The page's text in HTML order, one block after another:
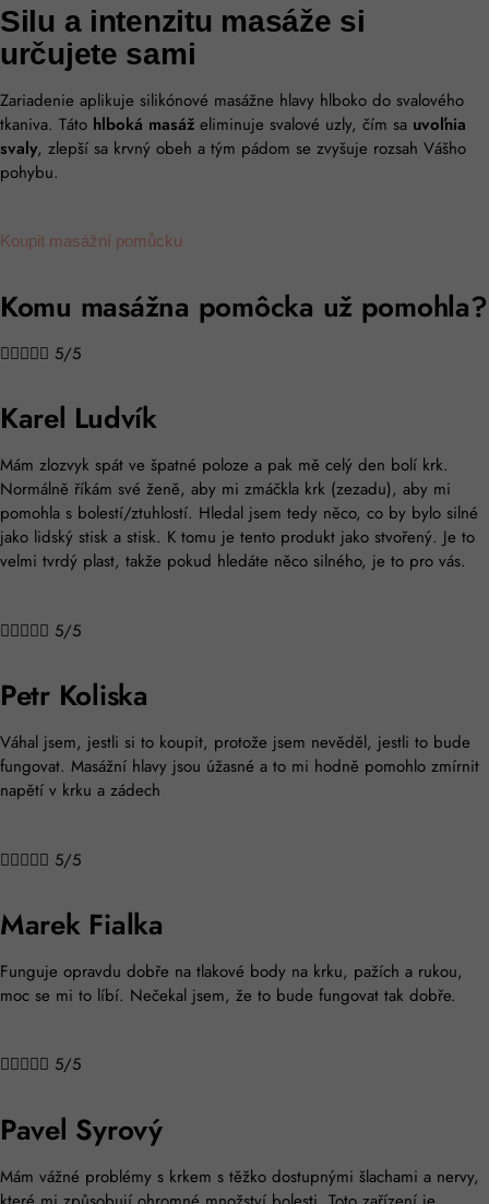
Silu a intenzitu masáže si
určujete sami​
Zariadenie aplikuje silikónové masážne hlavy hlboko do svalového
tkaniva. Táto hlboká masáž eliminuje svalové uzly, čím sa uvoľnia
svaly, zlepší sa krvný obeh a tým pádom se zvyšuje rozsah Vášho
pohybu.
Koupit masážní pomůcku
Komu masážna pomôcka už pomohla?
 5/5
Karel Ludvík
Mám zlozvyk spát ve špatné poloze a pak mě celý den bolí krk.
Normálně říkám své ženě, aby mi zmáčkla krk (zezadu), aby mi
pomohla s bolestí/ztuhlostí. Hledal jsem tedy něco, co by bylo silné
jako lidský stisk a stisk. K tomu je tento produkt jako stvořený. Je to
velmi tvrdý plast, takže pokud hledáte něco silného, ​​je to pro vás.
 5/5
Petr Koliska
Váhal jsem, jestli si to koupit, protože jsem nevěděl, jestli to bude
fungovat. Masážní hlavy jsou úžasné a to mi hodně pomohlo zmírnit
napětí v krku a zádech
 5/5
Marek Fialka
Funguje opravdu dobře na tlakové body na krku, pažích a rukou,
moc se mi to líbí. Nečekal jsem, že to bude fungovat tak dobře.
 5/5
Pavel Syrový
Mám vážné problémy s krkem s těžko dostupnými šlachami a nervy,